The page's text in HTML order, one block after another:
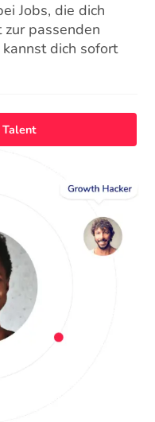
Jobs, die dich
passenden
dich sofort